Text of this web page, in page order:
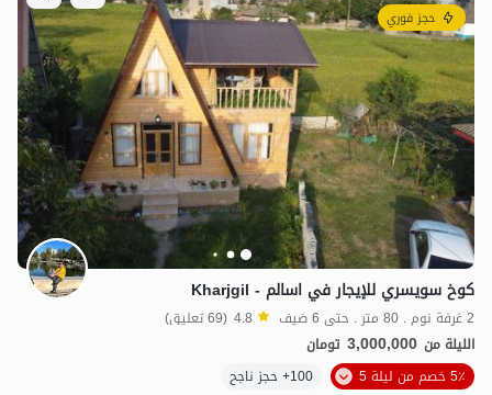
6.25مليون ت 5
حجز فوري
كوخ سويسري للإيجار في اسالم - Kharjgil
2 غرفة نوم . 80 متر . حتى 6 ضيف 4.8 (69 تعليق)
الليلة من 3,000,000 تومان
5٪ خصم من ليلة 5
100+ حجز ناجح